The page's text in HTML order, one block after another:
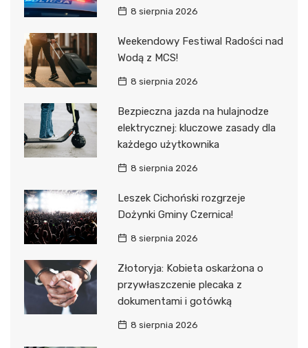
8 sierpnia 2026
Weekendowy Festiwal Radości nad
Wodą z MCS!
8 sierpnia 2026
Bezpieczna jazda na hulajnodze
elektrycznej: kluczowe zasady dla
każdego użytkownika
8 sierpnia 2026
Leszek Cichoński rozgrzeje
Dożynki Gminy Czernica!
8 sierpnia 2026
Złotoryja: Kobieta oskarżona o
przywłaszczenie plecaka z
dokumentami i gotówką
8 sierpnia 2026